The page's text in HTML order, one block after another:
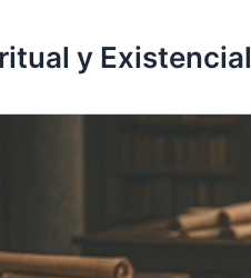
y Existencial